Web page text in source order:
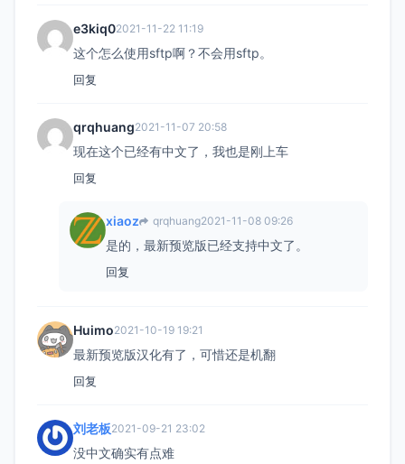
e3kiq02021-11-22 11:19
这个怎么使用sftp啊？不会用sftp。
回复
qrqhuang2021-11-07 20:58
现在这个已经有中文了，我也是刚上车
回复
xiaoz qrqhuang2021-11-08 09:26
是的，最新预览版已经支持中文了。
回复
Huimo2021-10-19 19:21
最新预览版汉化有了，可惜还是机翻
回复
刘老板2021-09-21 23:02
没中文确实有点难